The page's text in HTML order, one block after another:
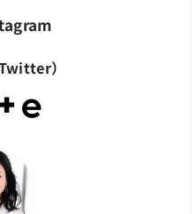
）